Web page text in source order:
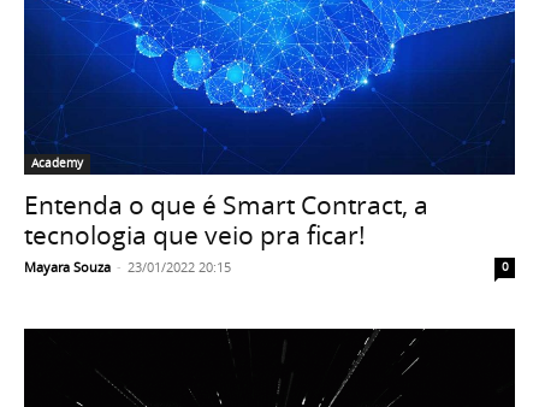
Academy
Entenda o que é Smart Contract, a
tecnologia que veio pra ficar!
Mayara Souza - 23/01/2022 20:15 0